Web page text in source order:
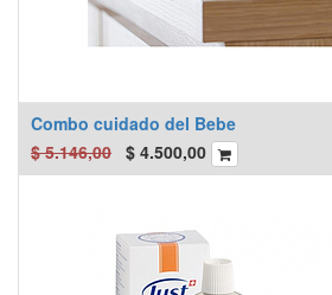
Combo cuidado del Bebe
$5.146,00 $ 4.500,00